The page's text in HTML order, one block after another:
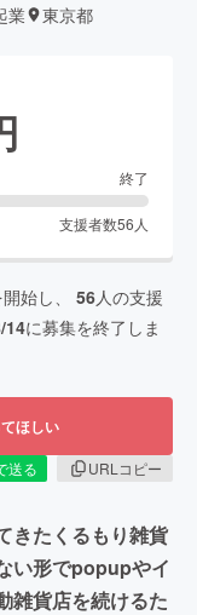
業 東京都
終了
支援者数56 人
始し、 56人の支援
14に募集を終了しま
ほしい
送る
URLコピー
きたくるもり雑貨
い形でpopupやイ
雑貨店を続けるた